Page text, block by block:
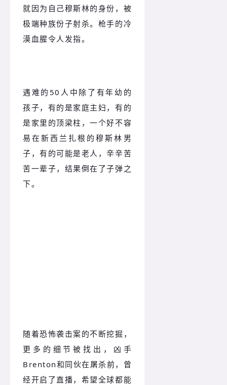
就因为自己穆斯林的身份，被
极端种族份子射杀。枪手的冷
漠血腥令人发指。
遇难的50人中除了有年幼的
孩子，有的是家庭主妇，有的
是家里的顶梁柱，一个好不容
易在新西兰扎根的穆斯林男
子，有的可能是老人，辛辛苦
苦一辈子，结果倒在了子弹之
下。
随着恐怖袭击案的不断挖掘，
更多的细节被找出，凶手
Brenton和同伙在屠杀前，曾
经开启了直播，希望全球都能